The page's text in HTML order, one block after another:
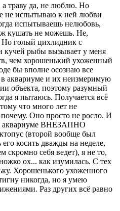
а траву да, не люблю. Но
не испытываю к ней любви
испытываешь нелюбовь,
кушать не можешь. Не,
Но голый цихлидник с
рыбы вызывает у меня
чем хорошенький ухоженный
бы вполне осознаю все
аквариуме и их неизмеримую
объекта, поэтому разумный
я пытаюсь. Получается всё
что много лет не
Оно просто не росло. И
в аквариуме ВНЕЗАПНО
(второй вообще был
косить дважды на неделе,
скромно себя ведет), я не то,
ох... как изумилась. С тех
Хорошенького ухоженного
никогда, но я умею
Раз других всё равно